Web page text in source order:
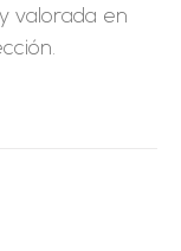
valorada en